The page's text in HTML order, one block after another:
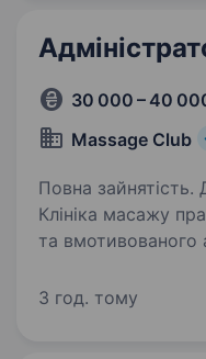
30 000 – 40
Massage Club
Повна зайнятість.
Клініка масажу
та вмотивованого
у дружньому та
3 год. тому